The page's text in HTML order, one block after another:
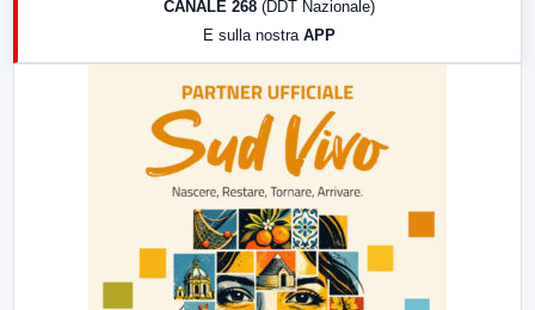
CANALE 268 (DDT Nazionale)
E sulla nostra APP